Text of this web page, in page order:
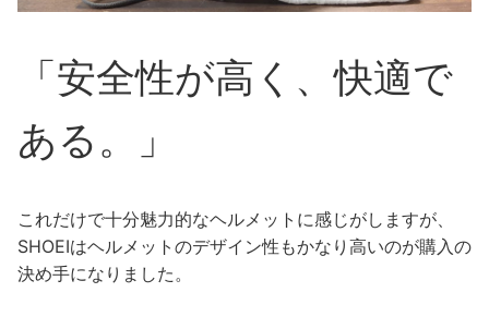
「安全性が高く、快適で
ある。」
これだけで十分魅力的なヘルメットに感じがしますが、
SHOEIはヘルメットのデザイン性もかなり高いのが購入の
決め手になりました。